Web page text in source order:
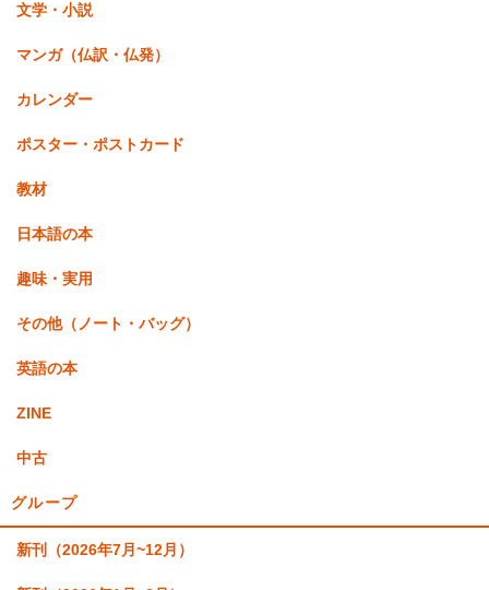
文学・小説
マンガ（仏訳・仏発）
カレンダー
ポスター・ポストカード
教材
日本語の本
趣味・実用
その他（ノート・バッグ）
英語の本
ZINE
中古
グループ
新刊（2026年7月~12月）